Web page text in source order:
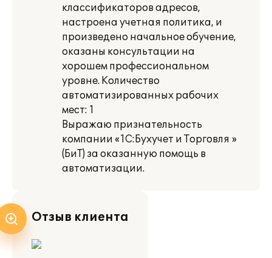
классификаторов адресов,
настроена учетная политика, и
произведено начальное обучение,
оказаны консультации на
хорошем профессиональном
уровне. Количество
автоматизированных рабочих
мест: 1
Выражаю признательность
компании «1С:Бухучет и Торговля »
(БиТ) за оказанную помощь в
автоматизации.
Отзыв клиента